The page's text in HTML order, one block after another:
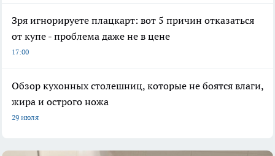
Зря игнорируете плацкарт: вот 5 причин отказаться
от купе - проблема даже не в цене
17:00
Обзор кухонных столешниц, которые не боятся влаги,
жира и острого ножа
29 июля